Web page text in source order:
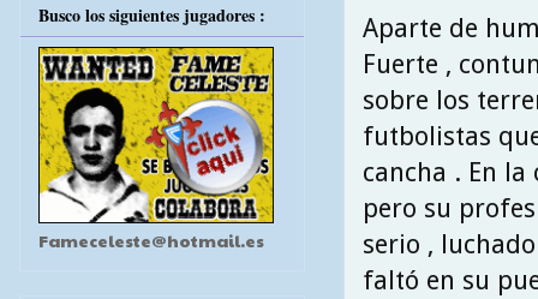
Aparte de
Fuerte ,
sobre los
futbolistas
cancha . En
pero su
serio ,
faltó en su
Busco los siguientes jugadores :
Fameceleste@hotmail.es